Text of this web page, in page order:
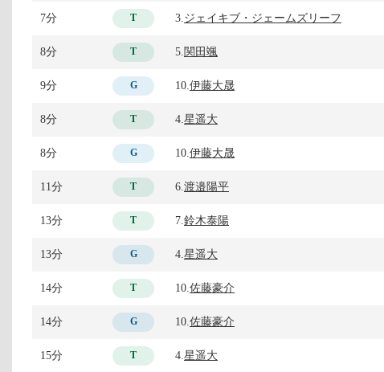
7分 T 3. ジェイキブ・ジェームズリーフ
8分 T 5. 関田颯
9分 G 10. 伊藤大晟
8分 T 4. 星遥大
8分 G 10. 伊藤大晟
11分 T 6. 渡邉陽平
13分 T 7. 鈴木泰陽
13分 G 4. 星遥大
14分 T 10. 佐藤豪介
14分 G 10. 佐藤豪介
15分 T 4. 星遥大